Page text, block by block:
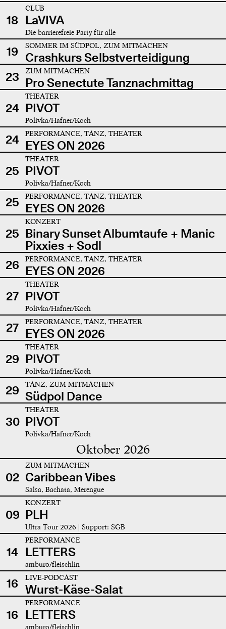
18
CLUB
LaVIVA
Die barrierefreie Party für alle
19 SOMMER IM SÜDPOL, ZUM MITMACHEN
Crashkurs Selbstverteidigung
23
ZUM MITMACHEN
Pro Senectute Tanznachmittag
24
THEATER
PIVOT
Polivka/Hafner/Koch
24 PERFORMANCE, TANZ, THEATER
EYES ON 2026
25
THEATER
PIVOT
Polivka/Hafner/Koch
25 PERFORMANCE, TANZ, THEATER
EYES ON 2026
25
KONZERT
Binary Sunset Albumtaufe + Manic
Pixxies + Sodl
26
PERFORMANCE, TANZ, THEATER
EYES ON 2026
27
THEATER
PIVOT
Polivka/Hafner/Koch
27 PERFORMANCE, TANZ, THEATER
EYES ON 2026
29
THEATER
PIVOT
Polivka/Hafner/Koch
29 TANZ, ZUM MITMACHEN
Südpol Dance
30
THEATER
PIVOT
Polivka/Hafner/Koch
Oktober 2026
02
ZUM MITMACHEN
Caribbean Vibes
Salsa, Bachata, Merengue
09
KONZERT
PLH
Ultra Tour 2026 | Support: SGB
14
PERFORMANCE
LETTERS
amburo/fleischlin
16 LIVE-PODCAST
Wurst-Käse-Salat
16
PERFORMANCE
LETTERS
amburo/fleischlin